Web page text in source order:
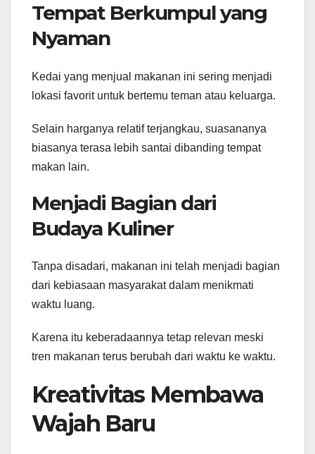
Tempat Berkumpul yang
Nyaman
Kedai yang menjual makanan ini sering menjadi
lokasi favorit untuk bertemu teman atau keluarga.
Selain harganya relatif terjangkau, suasananya
biasanya terasa lebih santai dibanding tempat
makan lain.
Menjadi Bagian dari
Budaya Kuliner
Tanpa disadari, makanan ini telah menjadi bagian
dari kebiasaan masyarakat dalam menikmati
waktu luang.
Karena itu keberadaannya tetap relevan meski
tren makanan terus berubah dari waktu ke waktu.
Kreativitas Membawa
Wajah Baru